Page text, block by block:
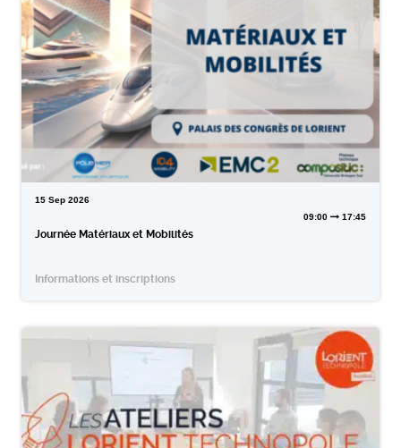
15 Sep 2026
09:00
17:45
Journée Matériaux et Mobilités
Informations et inscriptions